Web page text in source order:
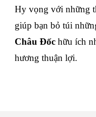
Hy vọng với những
giúp bạn bỏ túi
Châu Đốc hữu ích
hương thuận lợi.